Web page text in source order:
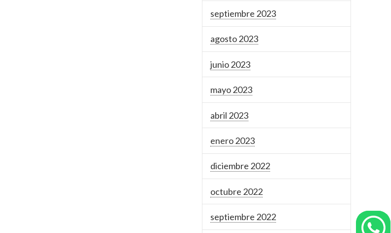
septiembre 2023
agosto 2023
junio 2023
mayo 2023
abril 2023
enero 2023
diciembre 2022
octubre 2022
septiembre 2022